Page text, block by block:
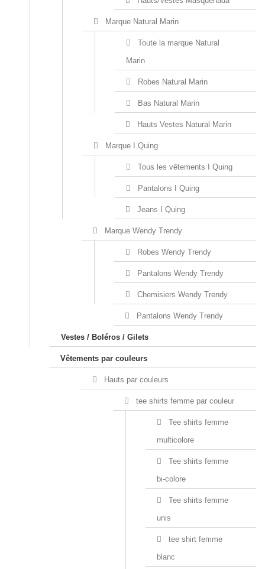
Marque Natural Marin
Toute la marque Natural
Marin
Robes Natural Marin
Bas Natural Marin
Hauts Vestes Natural Marin
Marque I Quing
Tous les vêtements I Quing
Pantalons I Quing
Jeans I Quing
Marque Wendy Trendy
Robes Wendy Trendy
Pantalons Wendy Trendy
Chemisiers Wendy Trendy
Pantalons Wendy Trendy
Vestes / Boléros / Gilets
Vêtements par couleurs
Hauts par couleurs
tee shirts femme par couleur
Tee shirts femme
multicolore
Tee shirts femme
bi-colore
Tee shirts femme
unis
tee shirt femme
blanc